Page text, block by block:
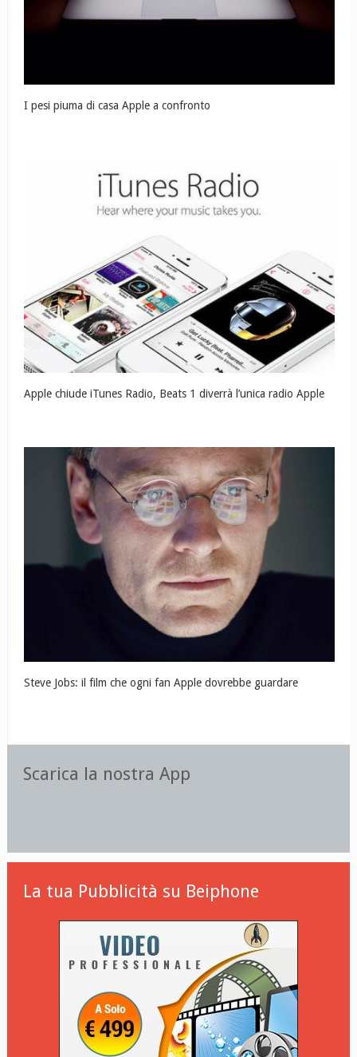
I pesi piuma di casa Apple a confronto
Apple chiude iTunes Radio, Beats 1 diverrà l’unica radio Apple
Steve Jobs: il film che ogni fan Apple dovrebbe guardare
Scarica la nostra App
La tua Pubblicità su Beiphone